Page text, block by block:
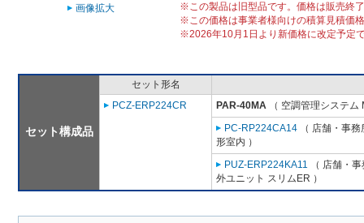
画像拡大
※この製品は旧型品です。価格は販売終
※この価格は事業者様向けの積算見積価
※2026年10月1日より新価格に改定予定
セット構成品
セット形名
PCZ-ERP224CR
PAR-40MA （ 空調管理システム
PC-RP224CA14 （ 店舗・事
形室内 ）
PUZ-ERP224KA11 （ 店舗・
外ユニット スリムER ）